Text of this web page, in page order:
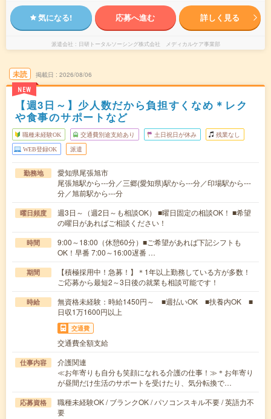
気になる! 応募へ進む 詳しく見る
派遣会社 日研トータルソーシング株式会社 メディカルケア事業部
未読
NEW
掲載日 2026/08/06
【週3日～】少人数だから負担すくなめ＊レク
や食事のサポートなど
職種未経験OK 交通費別途支給あり 土日祝日が休み 残業なし
WEB登録OK 派遣
勤務地
愛知県尾張旭市
尾張旭駅から---分／三郷(愛知県)駅から---分／印場駅から---
分／旭前駅から---分
曜日頻度
週3日～（週2日～も相談OK） ■曜日固定の相談OK！ ■希望
の曜日があればご相談ください！
時間
9:00～18:00（休憩60分）■ご希望があれば下記シフトも
OK！早番 7:00～16:00遅番 …
期間
【積極採用中！急募！】＊1年以上勤務している方が多数！
ご応募から最短2～3日後の就業も相談可能です！
時給
無資格未経験：時給1450円～ ■週払いOK ■扶養内OK ■
日収1万1600円以上
交通費
交通費全額支給
仕事内容
介護関連
≪お年寄りも自分も笑顔になれる介護の仕事！≫＊お年寄り
が昼間だけ生活のサポートを受けたり、気分転換で…
応募資格
職種未経験OK / ブランクOK / パソコンスキル不要 / 英語力不
要